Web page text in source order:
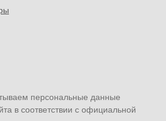
персональные данные
в соответствии с официальной